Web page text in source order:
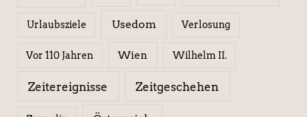
Urlaubsziele Usedom Verlosung
Vor 110 Jahren Wien Wilhelm II.
Zeitereignisse Zeitgeschehen